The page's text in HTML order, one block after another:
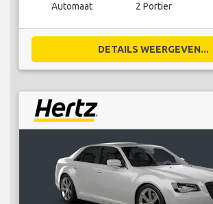
Automaat 2 Portier
DETAILS WEERGEVEN...